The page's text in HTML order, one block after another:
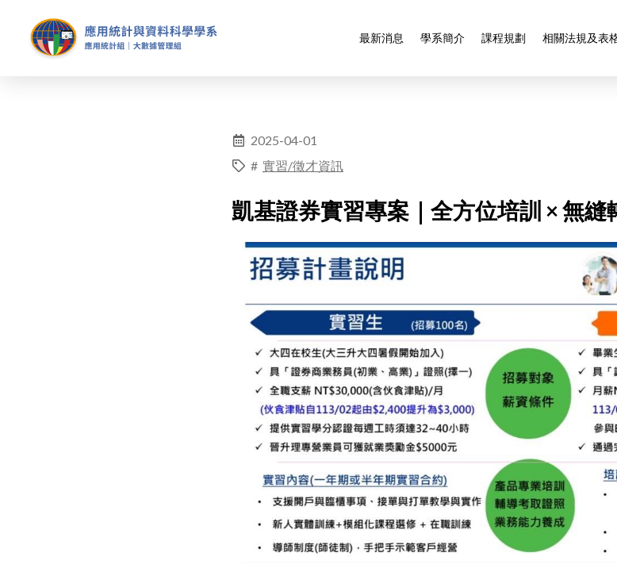
最新消息 學系簡介 課程規劃 相關法規及表
2025-04-01
# 實習/徵才資訊
凱基證券實習專案｜全方位培訓 × 無縫